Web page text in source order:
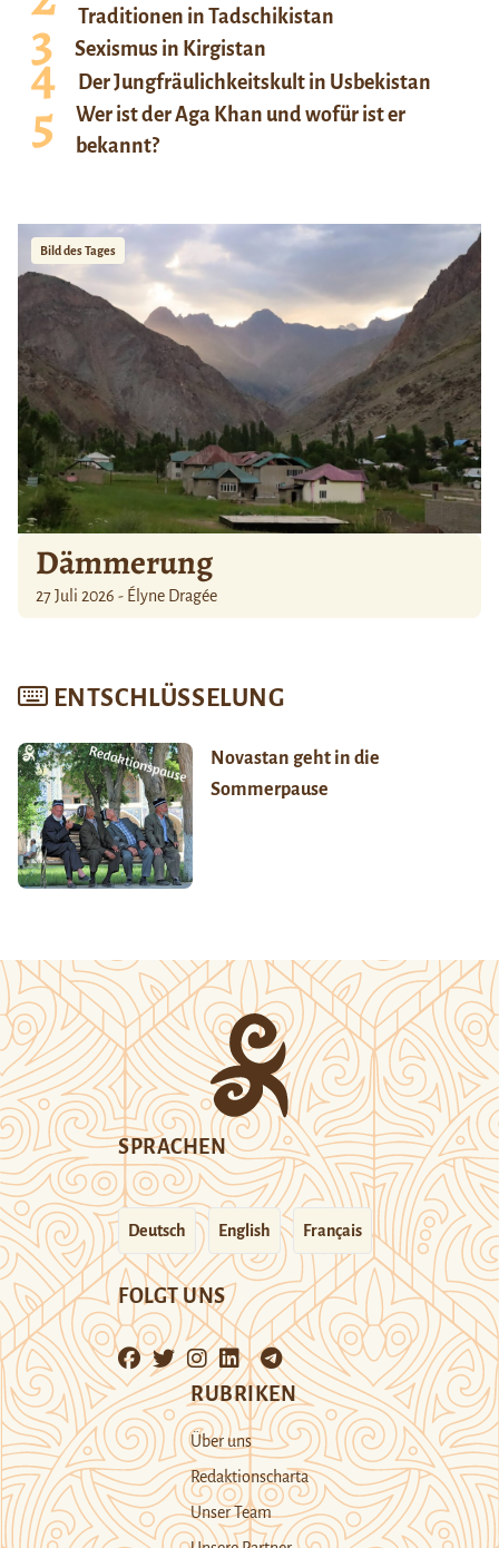
Traditionen in Tadschikistan
Sexismus in Kirgistan
Der Jungfräulichkeitskult in Usbekistan
Wer ist der Aga Khan und wofür ist er
bekannt?
Bild des Tages
Dämmerung
27 Juli 2026 - Élyne Dragée
ENTSCHLÜSSELUNG
Novastan geht in die
Sommerpause
SPRACHEN
Deutsch English Français
FOLGT UNS
RUBRIKEN
Über uns
Redaktionscharta
Unser Team